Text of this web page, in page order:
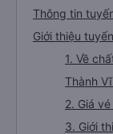
Thông tin
Giới thiệu
1. Về
Thành
2. Giá
3. Giới